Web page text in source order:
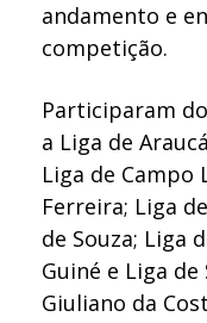
andamento e
competição.
Participaram
a Liga de
Liga de Campo
Ferreira; Liga
de Souza; Liga
Guiné e Liga de
Giuliano da